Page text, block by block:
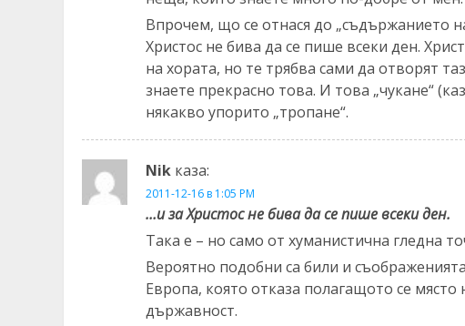
Впрочем, що се отнася до „съдържанието
Христос не бива да се пише всеки ден.
на хората, но те трябва сами да отворят
знаете прекрасно това. И това „чукане“
някакво упорито „тропане“.
Nik каза:
2011-12-16 в 1:05 PM
…и за Христос не бива да се пише всеки ден.
Така е – но само от хуманистична гледна
Вероятно подобни са били и
Европа, която отказа полагащото се
държавност.